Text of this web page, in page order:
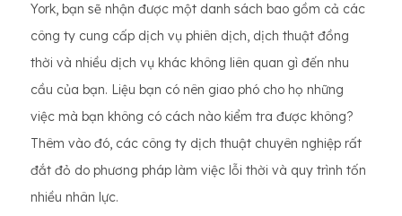
York, bạn sẽ nhận được một danh sách bao gồm cả các
công ty cung cấp dịch vụ phiên dịch, dịch thuật đồng
thời và nhiều dịch vụ khác không liên quan gì đến nhu
cầu của bạn. Liệu bạn có nên giao phó cho họ những
việc mà bạn không có cách nào kiểm tra được không?
Thêm vào đó, các công ty dịch thuật chuyên nghiệp rất
đắt đỏ do phương pháp làm việc lỗi thời và quy trình tốn
nhiều nhân lực.